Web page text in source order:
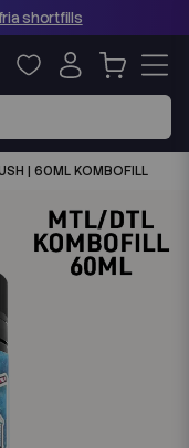
shortfills
| 60ML KOMBOFILL